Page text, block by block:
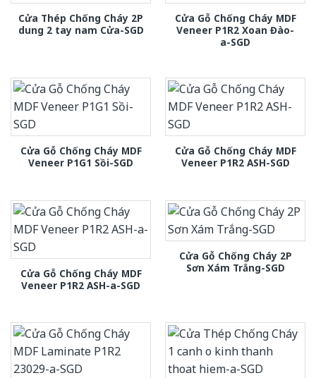
Cửa Thép Chống Cháy 2P
dung 2 tay nam Cửa-SGD
Cửa Gỗ Chống Cháy MDF
Veneer P1R2 Xoan Đào-
a-SGD
Cửa Gỗ Chống Cháy MDF
Veneer P1G1 Sồi-SGD
Cửa Gỗ Chống Cháy MDF
Veneer P1R2 ASH-SGD
Cửa Gỗ Chống Cháy MDF
Veneer P1R2 ASH-a-SGD
Cửa Gỗ Chống Cháy 2P
Sơn Xám Trắng-SGD